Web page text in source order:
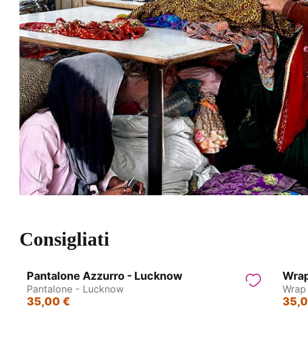
Consigliati
Pantalone Azzurro - Lucknow
Pantalone - Lucknow
35,00 €